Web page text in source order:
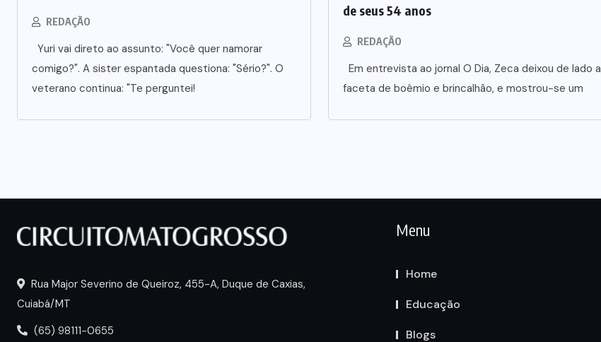
REDAÇÃO
Yuri vai direto ao assunto: "Você quer namorar
comigo?". A sister espantada questiona: "Sério?". O
veterano continua: "Te perguntei!
de seus 54 anos
REDAÇÃO
Em entrevista ao jornal O Dia, Zeca deixou de lado a
faceta de boêmio e brincalhão, e mostrou-se um
Rua Major Severino de Queiroz, 455-A, Duque de Caxias,
Cuiabá/MT
(65) 98111-0655
Menu
Home
Educação
Blogs